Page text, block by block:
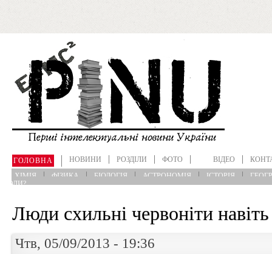
Перейти до основного матеріалу
ГОЛОВНА НОВИНИ
РОЗДІЛИ
ХІМІЯ
ФІЗИКА БІОЛОГІЯ АСТРОНОМІЯ ІСТОРІЯ
ФОТО ВІДЕО
Люди схильні червоніти
Чтв, 05/09/2013 - 19:36